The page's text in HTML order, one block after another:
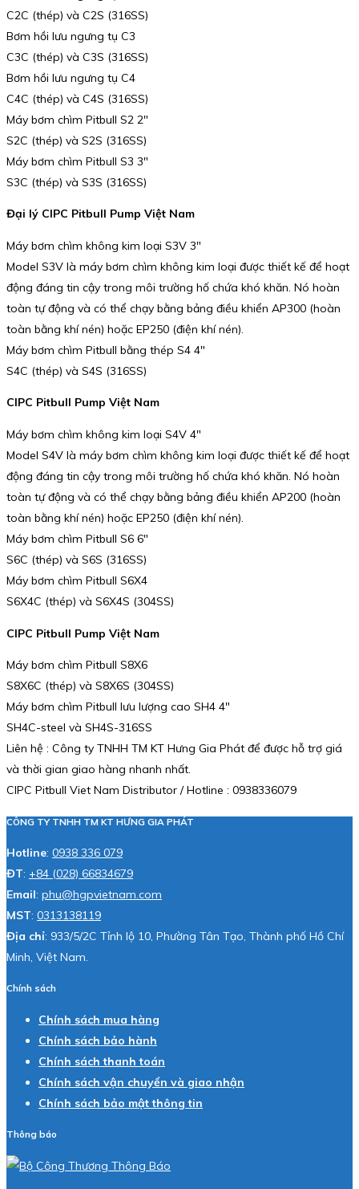
C2C (thép) và C2S (316SS)
Bơm hồi lưu ngưng tụ C3
C3C (thép) và C3S (316SS)
Bơm hồi lưu ngưng tụ C4
C4C (thép) và C4S (316SS)
Máy bơm chìm Pitbull S2 2″
S2C (thép) và S2S (316SS)
Máy bơm chìm Pitbull S3 3″
S3C (thép) và S3S (316SS)
Đại lý CIPC Pitbull Pump Việt Nam
Máy bơm chìm không kim loại S3V 3″
Model S3V là máy bơm chìm không kim loại được thiết kế để hoạt
động đáng tin cậy trong môi trường hố chứa khó khăn. Nó hoàn
toàn tự động và có thể chạy bằng bảng điều khiển AP300 (hoàn
toàn bằng khí nén) hoặc EP250 (điện khí nén).
Máy bơm chìm Pitbull bằng thép S4 4″
S4C (thép) và S4S (316SS)
CIPC Pitbull Pump Việt Nam
Máy bơm chìm không kim loại S4V 4″
Model S4V là máy bơm chìm không kim loại được thiết kế để hoạt
động đáng tin cậy trong môi trường hố chứa khó khăn. Nó hoàn
toàn tự động và có thể chạy bằng bảng điều khiển AP200 (hoàn
toàn bằng khí nén) hoặc EP250 (điện khí nén).
Máy bơm chìm Pitbull S6 6″
S6C (thép) và S6S (316SS)
Máy bơm chìm Pitbull S6X4
S6X4C (thép) và S6X4S (304SS)
CIPC Pitbull Pump Việt Nam
Máy bơm chìm Pitbull S8X6
S8X6C (thép) và S8X6S (304SS)
Máy bơm chìm Pitbull lưu lượng cao SH4 4″
SH4C-steel và SH4S-316SS
Liên hệ : Công ty TNHH TM KT Hưng Gia Phát để được hỗ trợ giá
và thời gian giao hàng nhanh nhất.
CIPC Pitbull Viet Nam Distributor / Hotline : 0938336079
CÔNG TY TNHH TM KT HƯNG GIA PHÁT
Hotline: 0938 336 079
ĐT: +84 (028) 66834679
Email: phu@hgpvietnam.com
MST: 0313138119
Địa chỉ: 933/5/2C Tỉnh lộ 10, Phường Tân Tạo, Thành phố Hồ Chí
Minh, Việt Nam.
Chính sách
Chính sách mua hàng
Chính sách bảo hành
Chính sách thanh toán
Chính sách vận chuyển và giao nhận
Chính sách bảo mật thông tin
Thông báo